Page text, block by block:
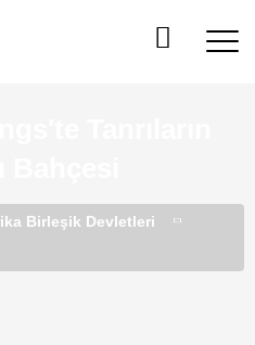
Birleşik Devletleri